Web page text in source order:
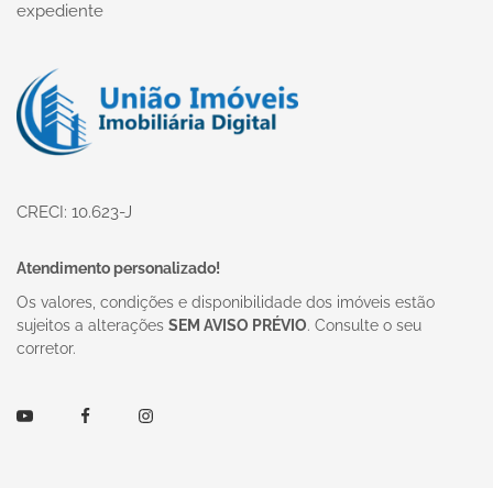
expediente
Página inicial
CRECI: 10.623-J
Atendimento personalizado!
Os valores, condições e disponibilidade dos imóveis estão
sujeitos a alterações SEM AVISO PRÉVIO. Consulte o seu
corretor.
Youtube FacebookInstagram